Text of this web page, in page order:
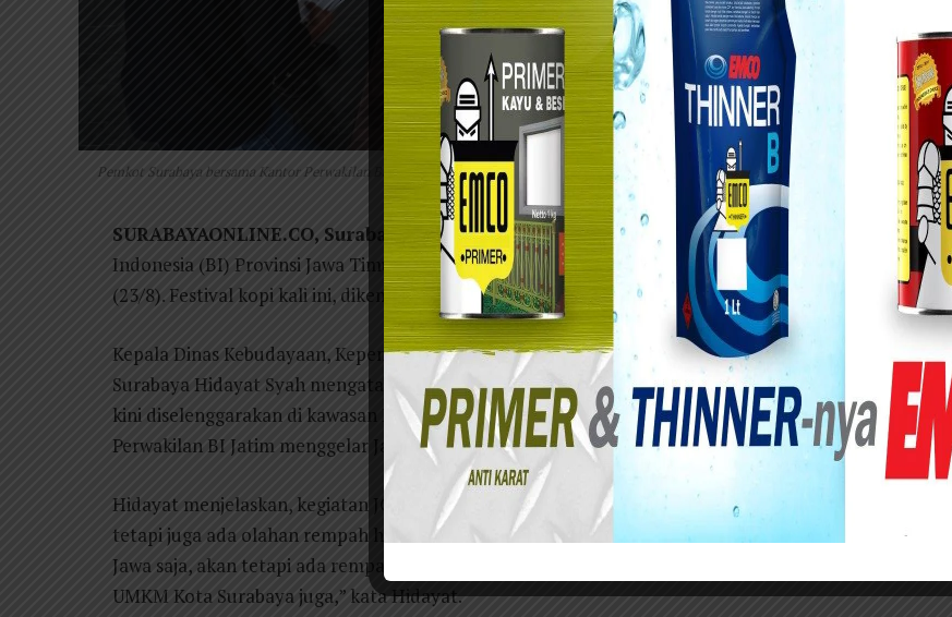
Pemkot Surabaya bersama Kantor Perwakilan Bank Indonesia (BI) Provinsi Jawa Timur kembali menggelar festival kopi di Kota Pahlawan.
SURABAYAONLINE.CO, Surabaya
– Pemkot Surabaya bersama Kantor Perwakilan Bank
Indonesia (BI) Provinsi Jawa Timur kembali menggelar festival kopi di Kota Pahlawan, Sabtu
(23/8). Festival kopi kali ini, dikemas dalam kegiatan Java Coffee & Flavors Fest (JCFF) 2025.
Kepala Dinas Kebudayaan, Kepemudaan, Olahraga, serta Pariwisata (Disbudporapar) Kota
Surabaya Hidayat Syah mengatakan, acara tahunan yang biasa digelar di Jalan Tunjungan itu,
kini diselenggarakan di kawasan Kota Lama Surabaya. Sebelum JCFF, pemkot bersama Kantor
Perwakilan BI Jatim menggelar Java Coffee Culture (JCC) di tahun 2022-2024.
Hidayat menjelaskan, kegiatan JCFF tidak hanya fokus pada minuman olahan kopi saja, akan
tetapi juga ada olahan rempah hingga coklat. “Jadi di JCFF bukan hanya ada olahan kopi khas
Jawa saja, akan tetapi ada rempah-rempahnya dan ada coklat juga. Selain itu juga melibatkan
UMKM Kota Surabaya juga,” kata Hidayat.